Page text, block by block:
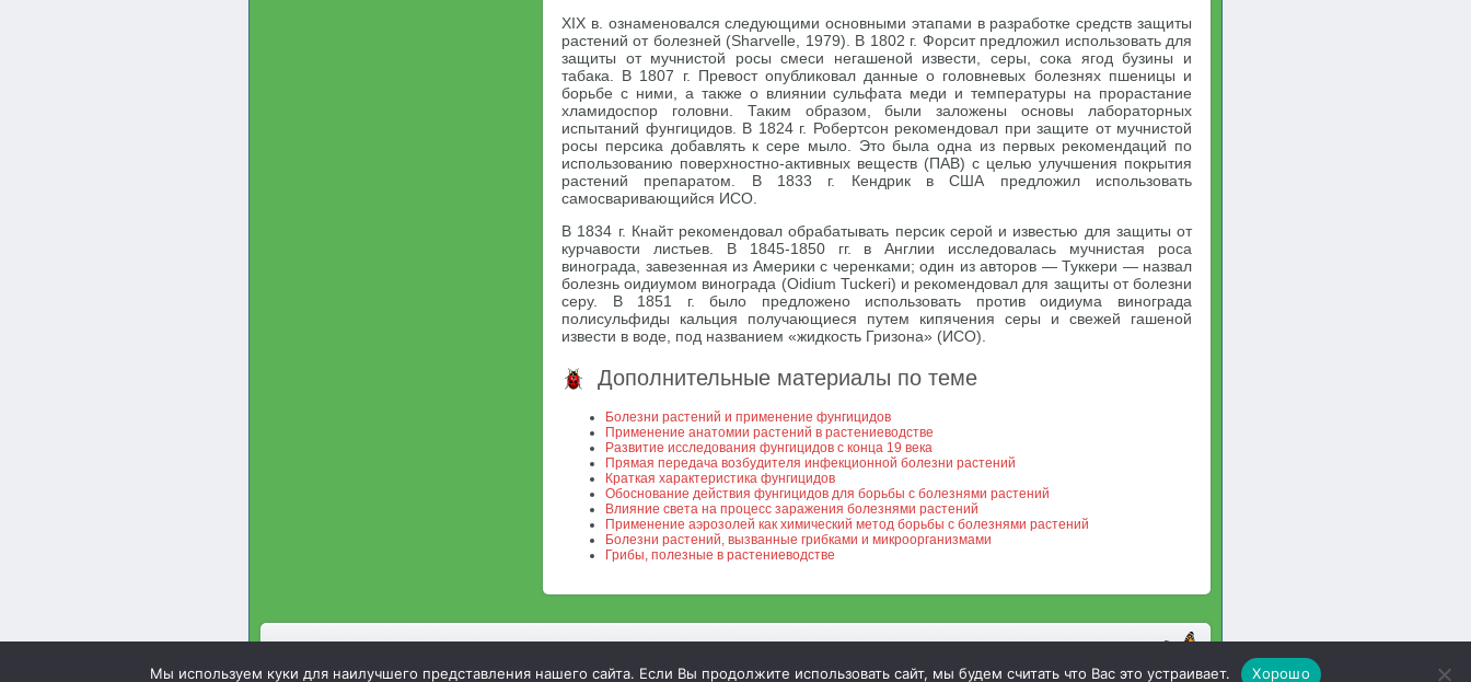
XIX в. ознаменовался следующими основными этапами в разработке средств защиты
растений от болезней (Sharvelle, 1979). В 1802 г. Форсит предложил использовать для
защиты от мучнистой росы смеси негашеной извести, серы, сока ягод бузины и
табака. В 1807 г. Превост опубликовал данные о головневых болезнях пшеницы и
борьбе с ними, а также о влиянии сульфата меди и температуры на прорастание
хламидоспор головни. Таким образом, были заложены основы лабораторных
испытаний фунгицидов. В 1824 г. Робертсон рекомендовал при защите от мучнистой
росы персика добавлять к сере мыло. Это была одна из первых рекомендаций по
использованию поверхностно-активных веществ (ПАВ) с целью улучшения покрытия
растений препаратом. В 1833 г. Кендрик в США предложил использовать
самосваривающийся ИСО.
В 1834 г. Кнайт рекомендовал обрабатывать персик серой и известью для защиты от
курчавости листьев. В 1845-1850 гг. в Англии исследовалась мучнистая роса
винограда, завезенная из Америки с черенками; один из авторов — Туккери — назвал
болезнь оидиумом винограда (Oidium Tuckeri) и рекомендовал для защиты от болезни
серу. В 1851 г. было предложено использовать против оидиума винограда
полисульфиды кальция получающиеся путем кипячения серы и свежей гашеной
извести в воде, под названием «жидкость Гризона» (ИСО).
Дополнительные материалы по теме
Болезни растений и применение фунгицидов
Применение анатомии растений в растениеводстве
Развитие исследования фунгицидов с конца 19 века
Прямая передача возбудителя инфекционной болезни растений
Краткая характеристика фунгицидов
Обоснование действия фунгицидов для борьбы с болезнями растений
Влияние света на процесс заражения болезнями растений
Применение аэрозолей как химический метод борьбы с болезнями растений
Болезни растений, вызванные грибками и микроорганизмами
Грибы, полезные в растениеводстве
Мы используем куки для наилучшего представления нашего сайта. Если Вы продолжите использовать сайт, мы будем считать что Вас это устраивает.
Хорошо